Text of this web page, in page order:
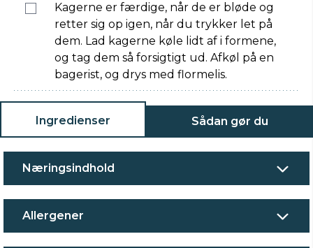
Kagerne er færdige, når de er bløde og
retter sig op igen, når du trykker let på
dem. Lad kagerne køle lidt af i formene,
og tag dem så forsigtigt ud. Afkøl på en
bagerist, og drys med flormelis.
Ingredienser Sådan gør du
Næringsindhold
Allergener